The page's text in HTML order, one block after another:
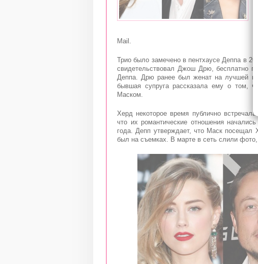
Mail.
Трио было замечено в пентхаусе Деппа в
свидетельствовал Джош Дрю, бесплатно
Деппа. Дрю ранее был женат на лучшей
бывшая супруга рассказала ему о том,
Маском.
Херд некоторое время публично
что их романтические отношения
года. Депп утверждает, что Маск посещал
был на съемках. В марте в сеть слили